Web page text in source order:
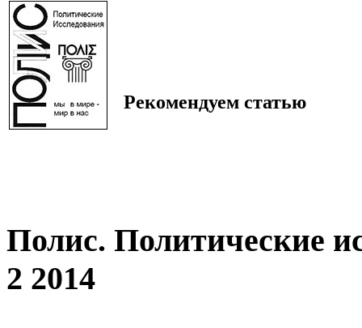
Рекомендуем статью
Полис. Политические
2 2014